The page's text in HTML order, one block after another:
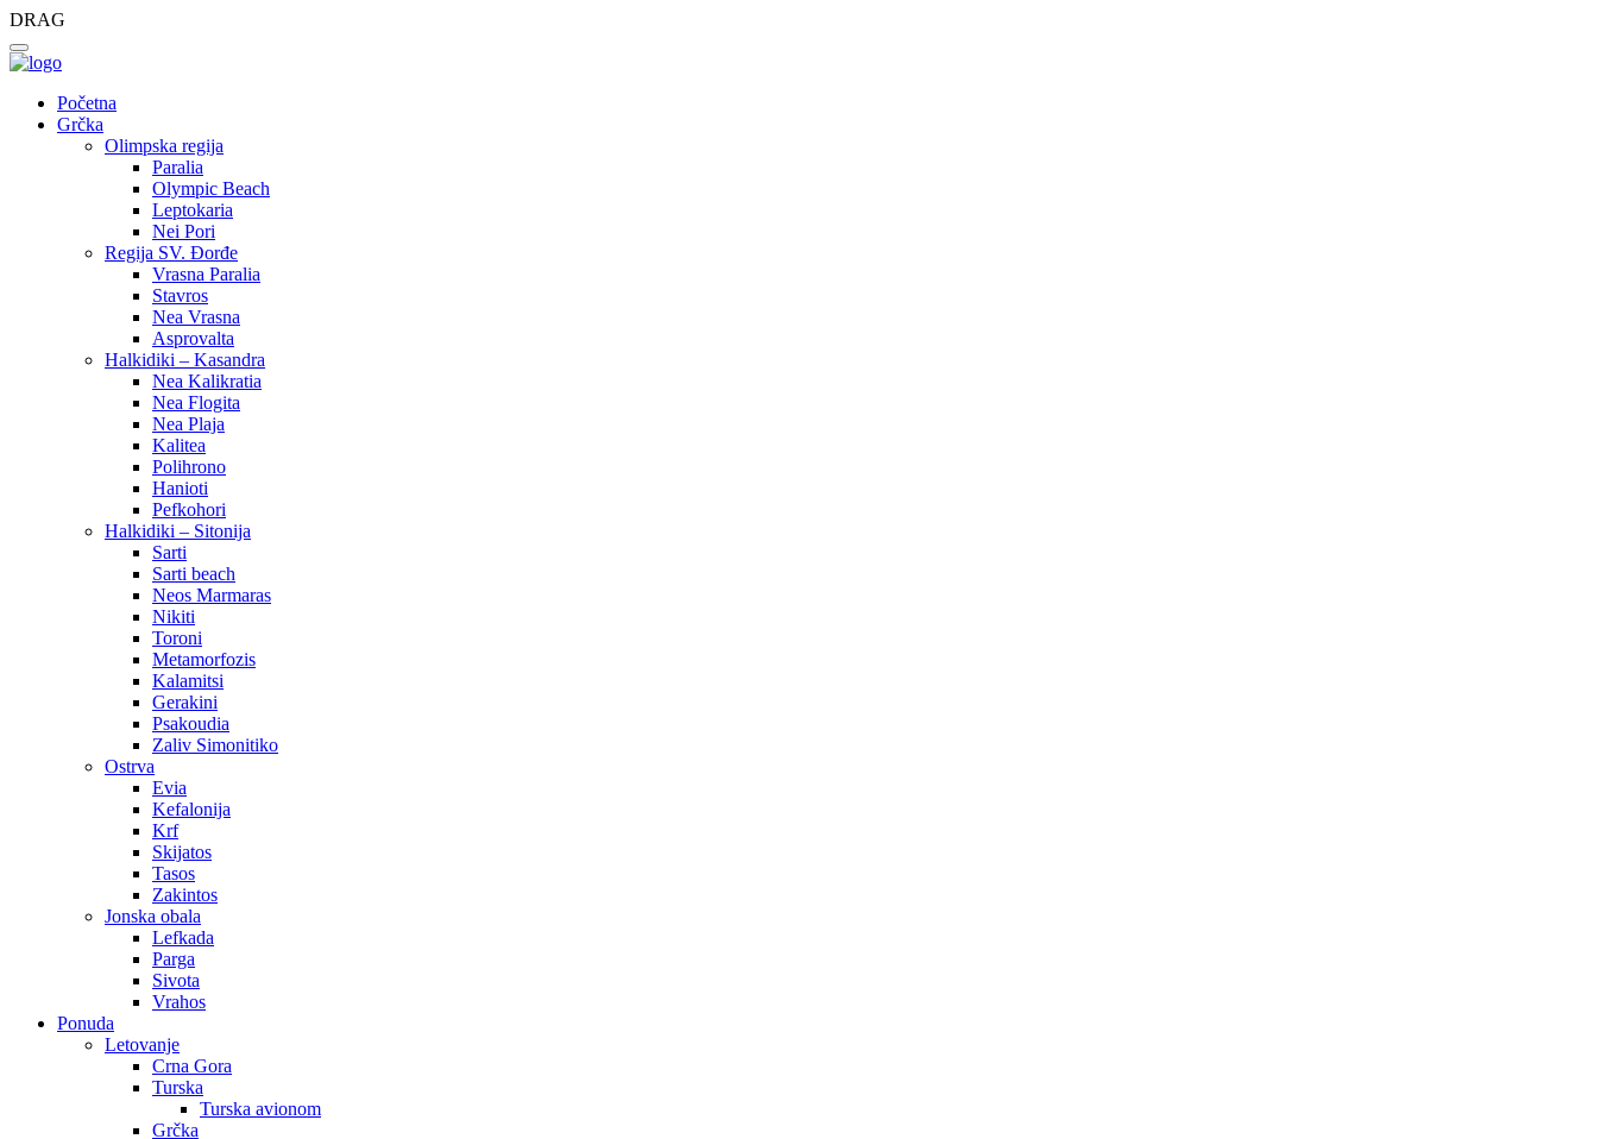
DRAG
Početna
Grčka
Olimpska regija
Paralia
Olympic Beach
Leptokaria
Nei Pori
Regija SV. Đorđe
Vrasna Paralia
Stavros
Nea Vrasna
Asprovalta
Halkidiki – Kasandra
Nea Kalikratia
Nea Flogita
Nea Plaja
Kalitea
Polihrono
Hanioti
Pefkohori
Halkidiki – Sitonija
Sarti
Sarti beach
Neos Marmaras
Nikiti
Toroni
Metamorfozis
Kalamitsi
Gerakini
Psakoudia
Zaliv Simonitiko
Ostrva
Evia
Kefalonija
Krf
Skijatos
Tasos
Zakintos
Jonska obala
Lefkada
Parga
Sivota
Vrahos
Ponuda
Letovanje
Crna Gora
Turska
Turska avionom
Grčka